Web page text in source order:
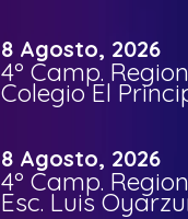
8 Agosto, 2026
4º Camp.
Colegio El
8 Agosto, 2026
4º Camp.
Esc. Luis